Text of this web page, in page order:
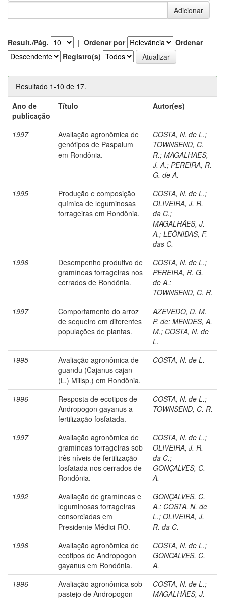
Result./Pág. | Ordenar por
Ordenar
Registro(s)
Resultado 1-10 de 17.
Ano de
publicação
Título Autor(es)
1997
Avaliação agronômica de
genótipos de Paspalum
em Rondônia.
COSTA, N. de L.;
TOWNSEND, C.
R.; MAGALHAES,
J. A.; PEREIRA, R.
G. de A.
1995
Produção e composição
química de leguminosas
forrageiras em Rondônia.
COSTA, N. de L.;
OLIVEIRA, J. R.
da C.;
MAGALHÃES, J.
A.; LEÔNIDAS, F.
das C.
1996
Desempenho produtivo de
gramíneas forrageiras nos
cerrados de Rondônia.
COSTA, N. de L.;
PEREIRA, R. G.
de A.;
TOWNSEND, C. R.
1997
Comportamento do arroz
de sequeiro em diferentes
populações de plantas.
AZEVEDO, D. M.
P. de; MENDES, A.
M.; COSTA, N. de
L.
1995
Avaliação agronômica de
guandu (Cajanus cajan
(L.) Millsp.) em Rondônia.
COSTA, N. de L.
1996
Resposta de ecotipos de
Andropogon gayanus a
fertilização fosfatada.
COSTA, N. de L.;
TOWNSEND, C. R.
1997
Avaliação agronômica de
gramíneas forrageiras sob
três níveis de fertilização
fosfatada nos cerrados de
Rondônia.
COSTA, N. de L.;
OLIVEIRA, J. R.
da C.;
GONÇALVES, C.
A.
1992
Avaliação de gramíneas e
leguminosas forrageiras
consorciadas em
Presidente Médici-RO.
GONÇALVES, C.
A.; COSTA, N. de
L.; OLIVEIRA, J.
R. da C.
1996
Avaliação agronômica de
ecotipos de Andropogon
gayanus em Rondônia.
COSTA, N. de L.;
GONCALVES, C.
A.
1996
Avaliação agronômica sob
pastejo de Andropogon
COSTA, N. de L.;
MAGALHÃES, J.